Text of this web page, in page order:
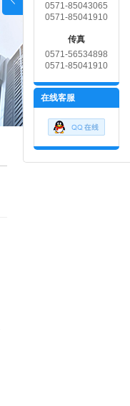
0571-85043065
0571-85041910
传真
0571-56534898
0571-85041910
在线客服